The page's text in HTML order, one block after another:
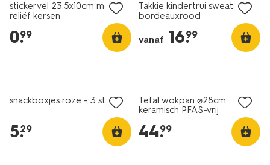
stickervel 23.5x10cm met
reliëf kersen
0.
99
Takkie kindertrui sweatstof
bordeauxrood
vanaf 16.
99
snackboxjes roze - 3 stuks
5.
29
Tefal wokpan ⌀28cm
keramisch PFAS-vrij
44.
99